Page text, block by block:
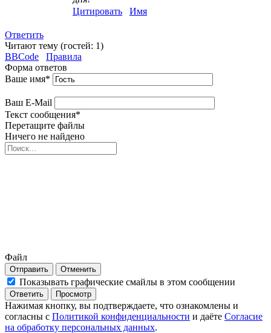
Цитировать
Имя
Ответить
Читают тему (гостей: 1)
BBCode
Правила
Форма ответов
Ваше имя*
Ваш E-Mail
Текст сообщения*
Перетащите файлы
Ничего не найдено
Файл
Отправить Отменить
Показывать графические смайлы в этом сообщении
Нажимая кнопку, вы подтверждаете, что ознакомлены и
согласны с Политикой конфиденциальности и даёте Согласие
на обработку персональных данных.